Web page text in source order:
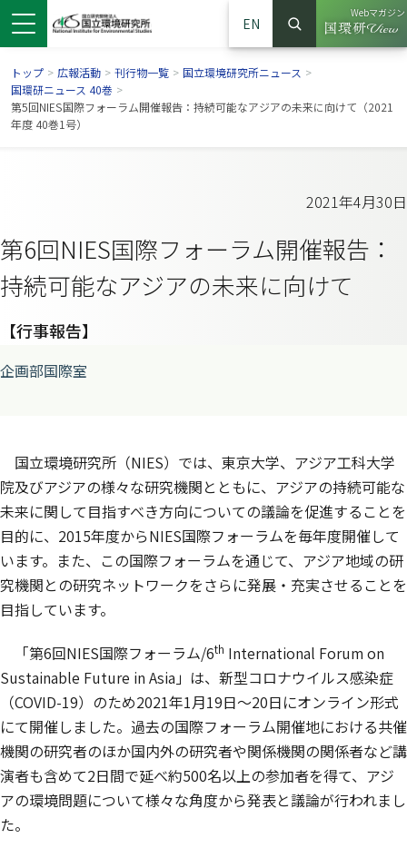
ウで開きます）
ンドウで開きます）
ウインドウで開きます）
EN
サイト内検索
検索
Webマガジン
（別ウイ
トップ > 広報活動 > 刊行物一覧 > 国立環境研究所ニュース >
国環研ニュース 40巻 >
第5回NIES国際フォーラム開催報告：持続可能なアジアの未来に向けて（2021
年度 40巻1号）
2021年4月30日
第6回NIES国際フォーラム開催報告：
持続可能なアジアの未来に向けて
【行事報告】
企画部国際室
国立環境研究所（NIES）では、東京大学、アジア工科大学
院及びアジアの様々な研究機関とともに、アジアの持続可能な
未来に関して目指すべき方向についての議論を促進することを
目的に、2015年度からNIES国際フォーラムを毎年度開催して
います。また、この国際フォーラムを通じて、アジア地域の研
究機関との研究ネットワークをさらに発展・充実させることを
目指しています。
「第6回NIES国際フォーラム/6th International Forum on
Sustainable Future in Asia」は、新型コロナウイルス感染症
（COVID-19）のため2021年1月19日～20日にオンライン形式
にて開催しました。過去の国際フォーラム開催地における共催
機関の研究者のほか国内外の研究者や関係機関の関係者など講
演者も含めて2日間で延べ約500名以上の参加者を得て、アジ
アの環境問題について様々な角度から発表と議論が行われまし
た。